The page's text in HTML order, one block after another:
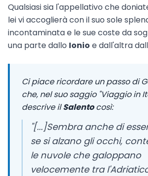
Qualsiasi sia l'appellativo che
lei vi accoglierà con il suo sole
incontaminata e le sue coste da
una parte dallo Ionio e dall'altra
Ci piace ricordare un passo di
che, nel suo saggio "Viaggio in
descrive ilSalentocosì:
"[...]Sembra anche di
se si alzano gli occhi,
le nuvole che galoppano
velocemente tra